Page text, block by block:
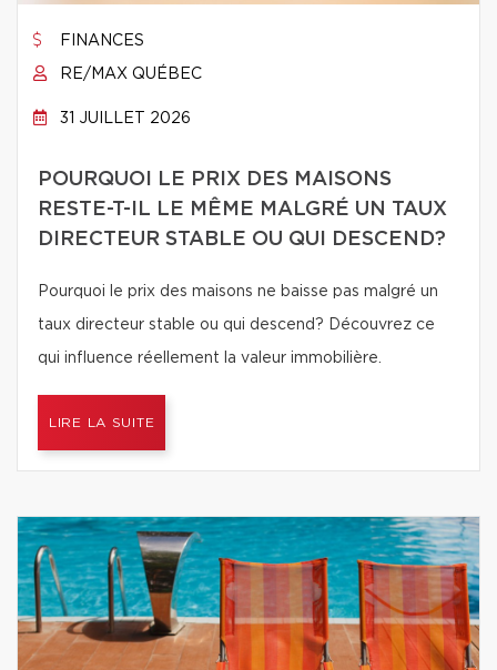
FINANCES
RE/MAX QUÉBEC
31 JUILLET 2026
POURQUOI LE PRIX DES MAISONS
RESTE-T-IL LE MÊME MALGRÉ UN TAUX
DIRECTEUR STABLE OU QUI DESCEND?
Pourquoi le prix des maisons ne baisse pas malgré un
taux directeur stable ou qui descend? Découvrez ce
qui influence réellement la valeur immobilière.
LIRE LA SUITE